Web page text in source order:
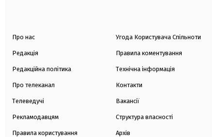
Про нас
Редакція
Редакційна політика
Про телеканал
Телеведучі
Рекламодавцям
Правила користування
Угода Користувача Спільноти
Правила коментування
Технічна інформація
Контакти
Вакансії
Структура власності
Архів